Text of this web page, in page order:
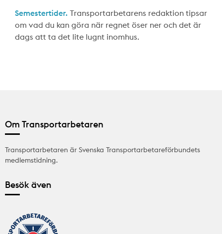
Semestertider. Transportarbetarens redaktion tipsar
om vad du kan göra när regnet öser ner och det är
dags att ta det lite lugnt inomhus.
Om Transportarbetaren
Transportarbetaren är Svenska Transportarbetareförbundets
medlemstidning.
Besök även